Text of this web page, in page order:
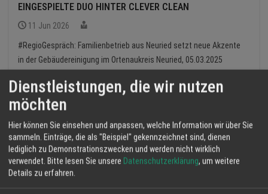
EINGESPIELTE DUO HINTER CLEVER CLEAN
11 Jun 2026
#RegioGespräch: Familienbetrieb aus Neuried setzt neue Akzente
in der Gebäudereinigung im Ortenaukreis Neuried, 05.03.2025
Dienstleistungen, die wir nutzen
möchten
Hier können Sie einsehen und anpassen, welche Information wir über Sie
sammeln. Einträge, die als "Beispiel" gekennzeichnet sind, dienen
lediglich zu Demonstrationszwecken und werden nicht wirklich
verwendet. Bitte lesen Sie unsere Datenschutzerklärung, um weitere
Details zu erfahren.